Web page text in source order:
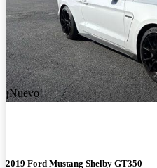
¡Nuevo!
2019 Ford Mustang Shelby GT350